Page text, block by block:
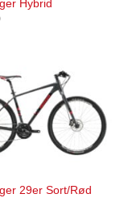
Hybrid
29er Sort/Rød